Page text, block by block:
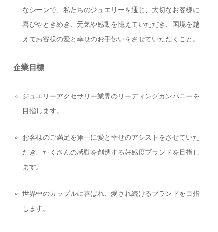
なシーンで、私たちのジュエリーを通じ、大切なお客様に
喜びやときめき、元気や感動を憶えていただき、国境を越
えてお客様の愛と幸せのお手伝いをさせていただくこと。
企業目標
ジュエリーアクセサリー業界のリーディングカンパニーを
目指します。
お客様のご満足を第一に愛と幸せのアシストをさせていた
だき、たくさんの感動を創造する好感度ブランドを目指し
ます。
世界中のカップルに喜ばれ、愛され続けるブランドを目指
します。